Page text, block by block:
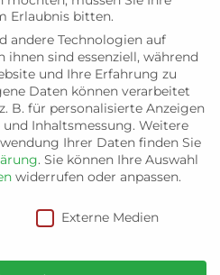
für Deutschland –
wurde am 18.04.2022
Erlaubnis bitten.
andere Technologien auf
ihnen sind essenziell, während
und Ihre Erfahrung zu
Daten können verarbeitet
B. für personalisierte Anzeigen
Inhaltsmessung. Weitere
Ihrer Daten finden Sie
. Sie können Ihre Auswahl
widerrufen oder anpassen.
Externe Medien